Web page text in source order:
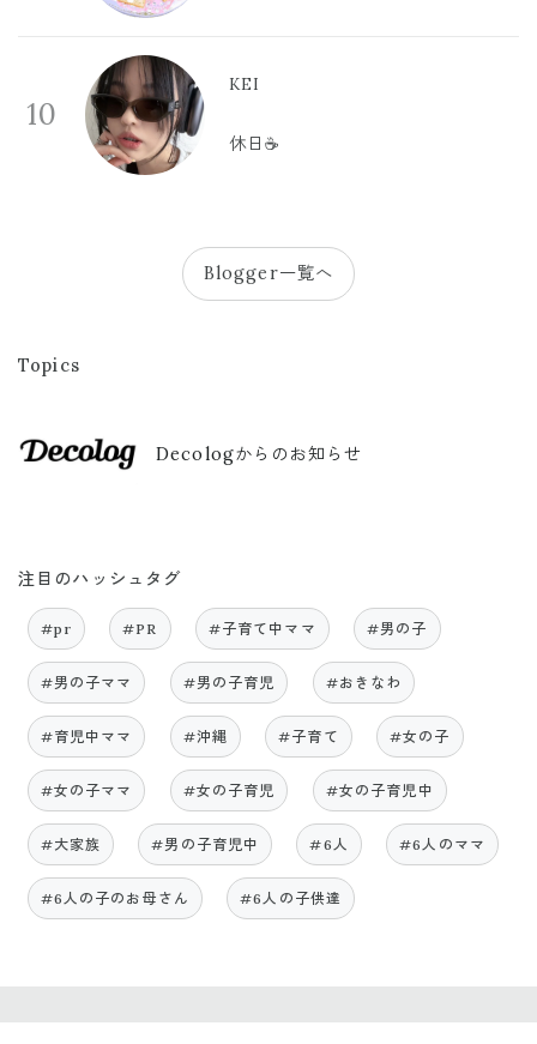
10
KEI
休日☕️
Blogger一覧へ
Topics
Decologからのお知らせ
注目のハッシュタグ
#pr #PR #子育て中ママ #男の子
#男の子ママ #男の子育児 #おきなわ
#育児中ママ #沖縄 #子育て #女の子
#女の子ママ #女の子育児 #女の子育児中
#大家族 #男の子育児中 #6人 #6人のママ
#6人の子のお母さん #6人の子供達